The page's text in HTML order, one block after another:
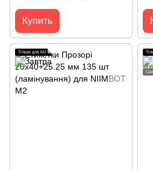
Купить
Тільки для M2